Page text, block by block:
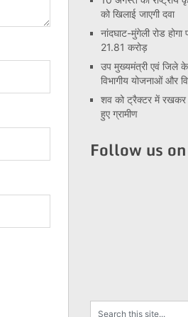
को खिलाई जाएगी दवा
नांदघाट-मुंगेली रोड
21.81 करोड़
उप मुख्यमंत्री एवं जिले
विभागीय योजनाओं और
शव को ट्रैक्टर में रखकर
हुए ग्रामीण
Follow us